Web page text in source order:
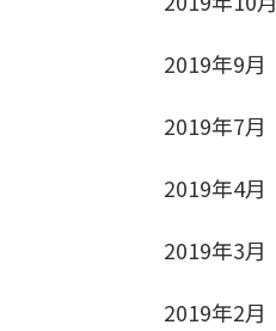
2019年9月
2019年7月
2019年4月
2019年3月
2019年2月